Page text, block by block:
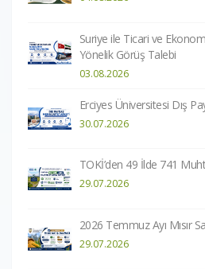
Suriye ile Ticari ve
Yönelik Görüş Talebi
03.08.2026
Erciyes Üniversitesi Dış
30.07.2026
TOKİ’den 49 İlde 741
29.07.2026
2026 Temmuz Ayı Mısır
29.07.2026